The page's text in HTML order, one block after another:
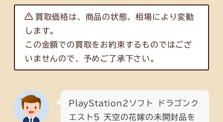
買取価格は、商品の状態、相場により変動
します。
この金額での買取をお約束するものではござ
いませんので、予めご了承下さい。
PlayStation2ソフト ドラゴンク
エスト5 天空の花嫁の未開封品を